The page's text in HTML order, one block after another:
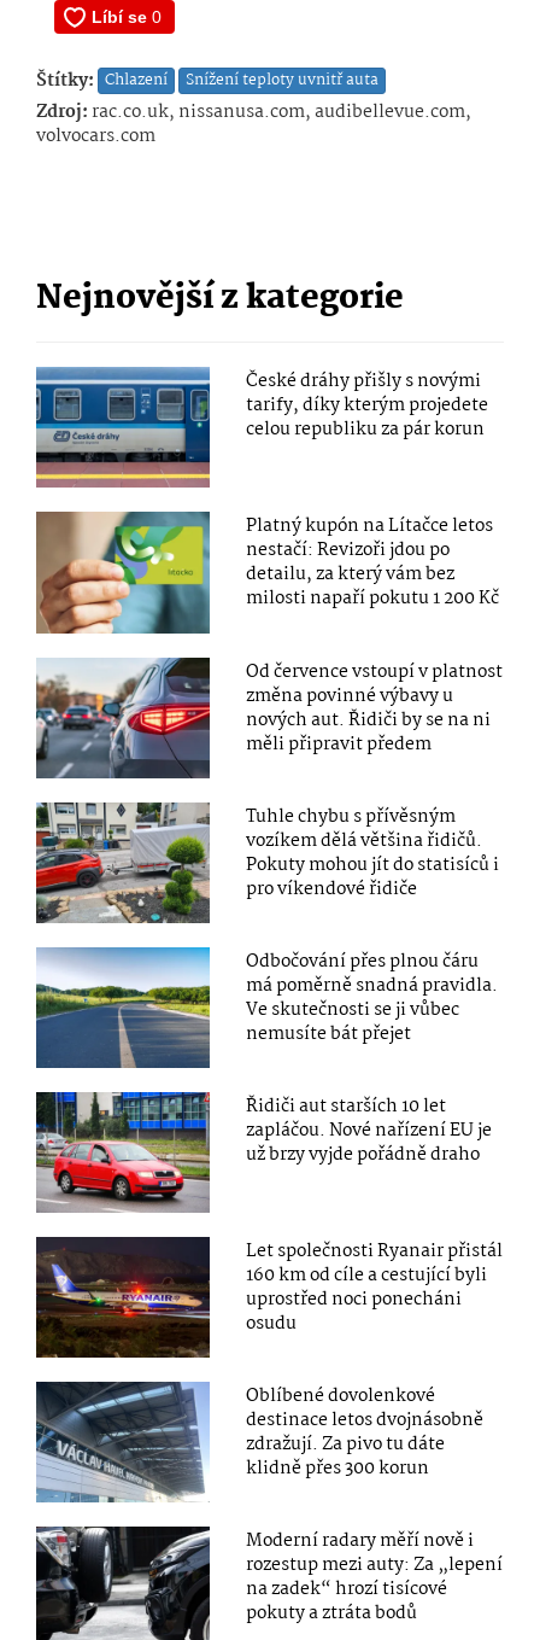
Štítky: Chlazení Snížení teploty uvnitř auta
Zdroj:rac.co.uk, nissanusa.com, audibellevue.com,
volvocars.com
Nejnovější z kategorie
České dráhy přišly s novými
tarify, díky kterým projedete
celou republiku za pár korun
Platný kupón na Lítačce letos
nestačí: Revizoři jdou po
detailu, za který vám bez
milosti napaří pokutu 1 200 Kč
Od července vstoupí v platnost
změna povinné výbavy u
nových aut. Řidiči by se na ni
měli připravit předem
Tuhle chybu s přívěsným
vozíkem dělá většina řidičů.
Pokuty mohou jít do statisíců i
pro víkendové řidiče
Odbočování přes plnou čáru
má poměrně snadná pravidla.
Ve skutečnosti se ji vůbec
nemusíte bát přejet
Řidiči aut starších 10 let
zapláčou. Nové nařízení EU je
už brzy vyjde pořádně draho
Let společnosti Ryanair přistál
160 km od cíle a cestující byli
uprostřed noci ponecháni
osudu
Oblíbené dovolenkové
destinace letos dvojnásobně
zdražují. Za pivo tu dáte
klidně přes 300 korun
Moderní radary měří nově i
rozestup mezi auty: Za „lepení
na zadek“ hrozí tisícové
pokuty a ztráta bodů